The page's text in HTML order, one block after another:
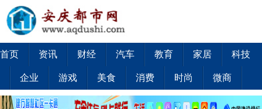
首页 资讯 财经 汽车 教育 家居 科技
企业 游戏 美食 消费 时尚 微商